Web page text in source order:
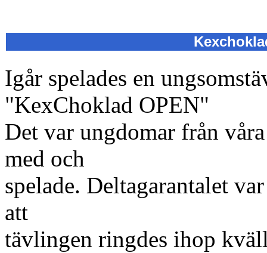
Igår spelades en
"KexChoklad OPEN"
Det var ungdomar från
med och
spelade. Deltagarantalet
att
tävlingen ringdes ihop